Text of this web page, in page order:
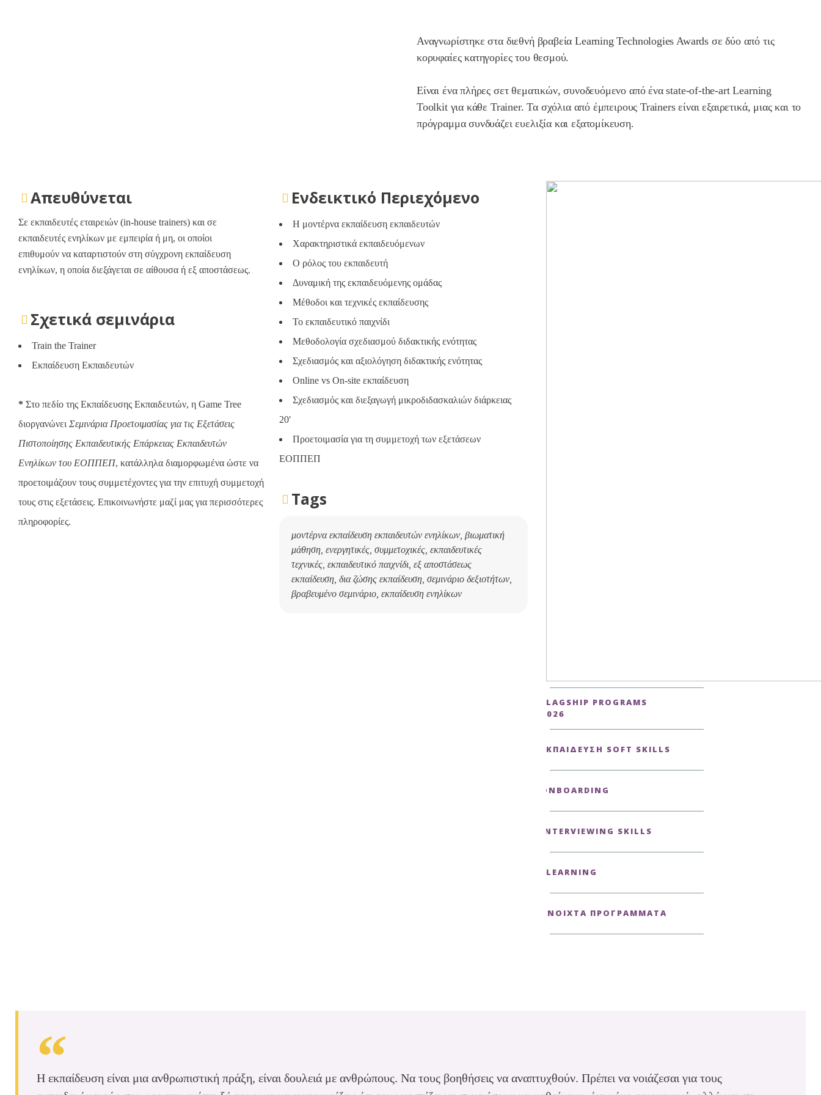
Αναγνωρίστηκε στα διεθνή βραβεία Learning Technologies Awards σε δύο από τις
κορυφαίες κατηγορίες του θεσμού.
Είναι ένα πλήρες σετ θεματικών, συνοδευόμενο από ένα state-of-the-art Learning
Toolkit για κάθε Trainer. Τα σχόλια από έμπειρους Trainers είναι εξαιρετικά, μιας και το
πρόγραμμα συνδυάζει ευελιξία και εξατομίκευση.
Απευθύνεται
Σε εκπαιδευτές εταιρειών (in-house trainers) και σε
εκπαιδευτές ενηλίκων με εμπειρία ή μη, οι οποίοι
επιθυμούν να καταρτιστούν στη σύγχρονη εκπαίδευση
ενηλίκων, η οποία διεξάγεται σε αίθουσα ή εξ αποστάσεως.
Σχετικά σεμινάρια
Train the Trainer
Εκπαίδευση Εκπαιδευτών
* Στο πεδίο της Εκπαίδευσης Εκπαιδευτών, η Game Tree
διοργανώνει Σεμινάρια Προετοιμασίας για τις Εξετάσεις
Πιστοποίησης Εκπαιδευτικής Επάρκειας Εκπαιδευτών
Ενηλίκων του ΕΟΠΠΕΠ, κατάλληλα διαμορφωμένα ώστε να
προετοιμάζουν τους συμμετέχοντες για την επιτυχή συμμετοχή
τους στις εξετάσεις. Επικοινωνήστε μαζί μας για περισσότερες
πληροφορίες.
Ενδεικτικό Περιεχόμενο
Η μοντέρνα εκπαίδευση εκπαιδευτών
Χαρακτηριστικά εκπαιδευόμενων
Ο ρόλος του εκπαιδευτή
Δυναμική της εκπαιδευόμενης ομάδας
Μέθοδοι και τεχνικές εκπαίδευσης
Το εκπαιδευτικό παιχνίδι
Μεθοδολογία σχεδιασμού διδακτικής ενότητας
Σχεδιασμός και αξιολόγηση διδακτικής ενότητας
Online vs On-site εκπαίδευση
Σχεδιασμός και διεξαγωγή μικροδιδασκαλιών διάρκειας
20′
Προετοιμασία για τη συμμετοχή των εξετάσεων
ΕΟΠΠΕΠ
Tags
μοντέρνα εκπαίδευση εκπαιδευτών ενηλίκων, βιωματική
μάθηση, ενεργητικές, συμμετοχικές, εκπαιδευτικές
τεχνικές, εκπαιδευτικό παιχνίδι, εξ αποστάσεως
εκπαίδευση, δια ζώσης εκπαίδευση, σεμινάριο δεξιοτήτων,
βραβευμένο σεμινάριο, εκπαίδευση ενηλίκων
FLAGSHIP PROGRAMS
2026
ΕΚΠΑΊΔΕΥΣΗ SOFT SKILLS
ONBOARDING
INTERVIEWING SKILLS
ELEARNING
ΑΝΟΙΧΤΆ ΠΡΟΓΡΆΜΜΑΤΑ
Η εκπαίδευση είναι μια ανθρωπιστική πράξη, είναι δουλειά με ανθρώπους. Να τους βοηθήσεις να αναπτυχθούν. Πρέπει να νοιάζεσαι για τους